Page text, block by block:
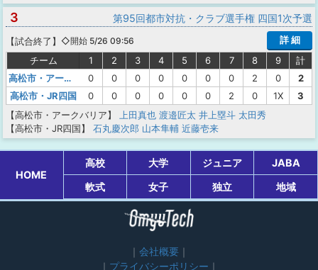
3 第95回都市対抗・クラブ選手権 四国1次予選
【試合終了 】 ◇開始 5/26 09:56
詳 細
チーム
1 2 3 4 5 6 7 8 9
計
高松市・アークバリア
0 0 0 0 0 0 0 2 0
2
高松市・JR四国
0 0 0 0 0 0 2 0 1X
3
【高松市・アークバリア】
上田真也 渡邉匠太 井上塁斗 太田秀
【高松市・JR四国】
石丸慶次郎 山本隼輔 近藤壱来
HOME
高校 大学 ジュニア
JABA
軟式
女子 独立 地域
会社概要
プライバシーポリシー